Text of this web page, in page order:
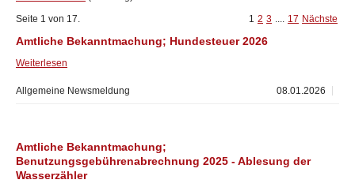
Seite 1 von 17.
1 2 3 .... 17 Nächste
Amtliche Bekanntmachung; Hundesteuer 2026
Weiterlesen
08.01.2026
Allgemeine Newsmeldung
Amtliche Bekanntmachung;
Benutzungsgebührenabrechnung 2025 - Ablesung der
Wasserzähler